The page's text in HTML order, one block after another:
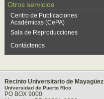
Otros servicios
Centro de Publicaciones
Académicas (CePA)
Sala de Reproducciones
Contáctenos
Recinto Universitario de Mayagüez
Universidad de Puerto Rico
PO BOX 9000